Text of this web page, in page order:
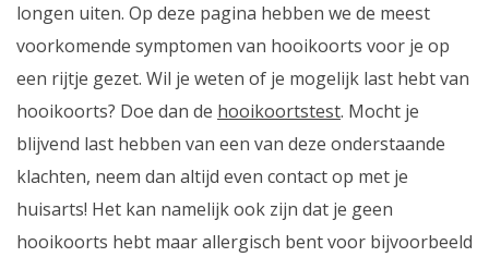
longen uiten. Op deze pagina hebben we de meest
voorkomende symptomen van hooikoorts voor je op
een rijtje gezet. Wil je weten of je mogelijk last hebt van
hooikoorts? Doe dan de hooikoortstest. Mocht je
blijvend last hebben van een van deze onderstaande
klachten, neem dan altijd even contact op met je
huisarts! Het kan namelijk ook zijn dat je geen
hooikoorts hebt maar allergisch bent voor bijvoorbeeld